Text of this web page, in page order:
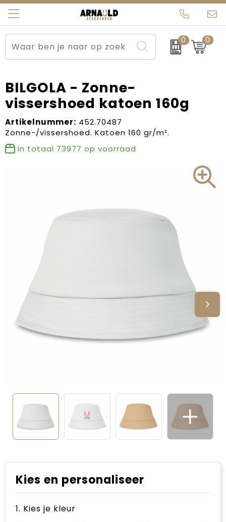
0 0
Relatiegeschenken
Sportkleding
Werkkleding
Kleding en textiel
Tassen
Beurs en Evenementen
Brievenbuspakketten
Carnaval
Dag van de Zorg
Kerstartikelen
Sinterklaas
Verjaardagen
Voetbal, EK en WK
Voor de bouw
Zomergeschenken
Arnauld Kerstpakketten
MijnEigenKadootje
Ons team
Contact
Blogs
BILGOLA - Zonne-
vissershoed katoen 160g
Artikelnummer: 452.70487
Zonne-/vissershoed. Katoen 160 gr/m².
In totaal 73977 op voorraad
Kies en personaliseer
1. Kies je kleur